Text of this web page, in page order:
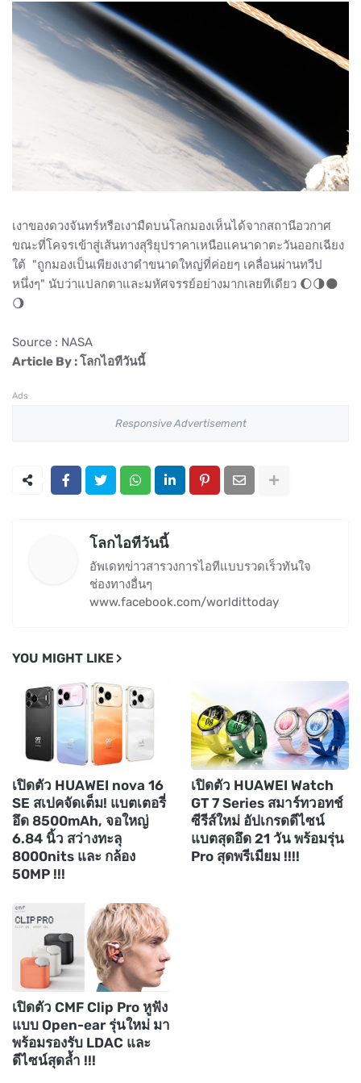
เงาของดวงจันทร์หรือเงามืดบนโลกมองเห็นได้จากสถานีอวกาศ
ขณะที่โคจรเข้าสู่เส้นทางสุริยุปราคาเหนือแคนาดาตะวันออกเฉียง
ใต้ "ถูกมองเป็นเพียงเงาดำขนาดใหญ่ที่ค่อยๆ เคลื่อนผ่านทวีป
หนึ่งๆ" นับว่าแปลกตาและมหัศจรรย์อย่างมากเลยทีเดียว 🌔🌗🌑
🌖
Source : NASA
Article By : โลกไอทีวันนี้
Ads
Responsive Advertisement
โลกไอทีวันนี้
อัพเดทข่าวสารวงการไอทีแบบรวดเร็วทันใจ
ช่องทางอื่นๆ
www.facebook.com/worldittoday
YOU MIGHT LIKE
เปิดตัว HUAWEI nova 16
SE สเปคจัดเต็ม! แบตเตอรี่
อึด 8500mAh, จอใหญ่
6.84 นิ้ว สว่างทะลุ
8000nits และ กล้อง
50MP !!!
เปิดตัว HUAWEI Watch
GT 7 Series สมาร์ทวอทช์
ซีรีส์ใหม่ อัปเกรดดีไซน์
แบตสุดอึด 21 วัน พร้อมรุ่น
Pro สุดพรีเมียม !!!!
เปิดตัว CMF Clip Pro หูฟัง
แบบ Open-ear รุ่นใหม่ มา
พร้อมรองรับ LDAC และ
ดีไซน์สุดล้ำ !!!